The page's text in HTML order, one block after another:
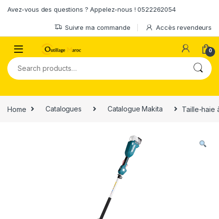
Avez-vous des questions ? Appelez-nous ! 0522262054
Suivre ma commande Accès revendeurs
0
Search for:
Home Catalogues Catalogue Makita Taille-haie